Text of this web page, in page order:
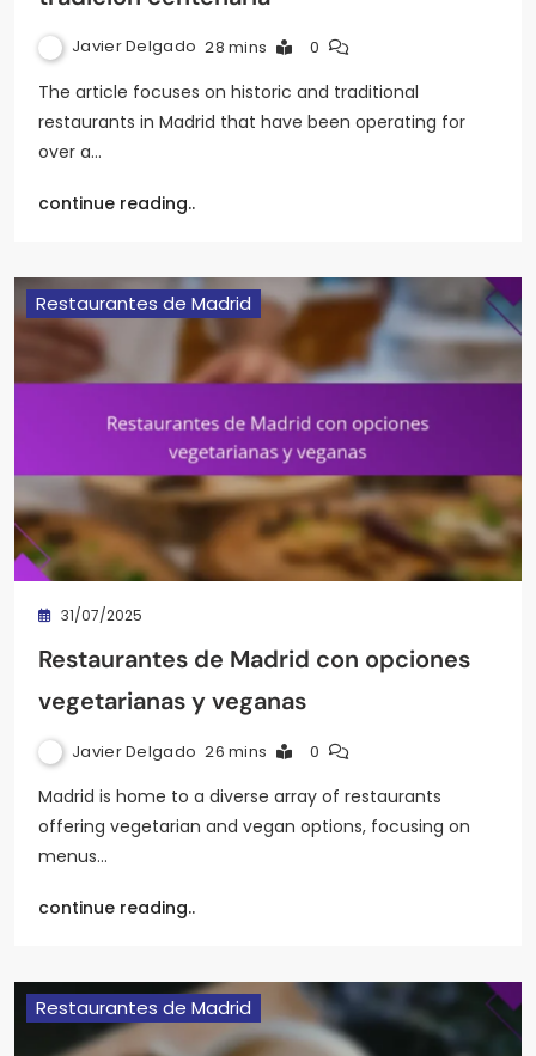
Javier Delgado 28 mins 0
The article focuses on historic and traditional
restaurants in Madrid that have been operating for
over a…
continue reading..
Restaurantes de Madrid
31/07/2025
Restaurantes de Madrid con opciones
vegetarianas y veganas
Javier Delgado 26 mins 0
Madrid is home to a diverse array of restaurants
offering vegetarian and vegan options, focusing on
menus…
continue reading..
Restaurantes de Madrid